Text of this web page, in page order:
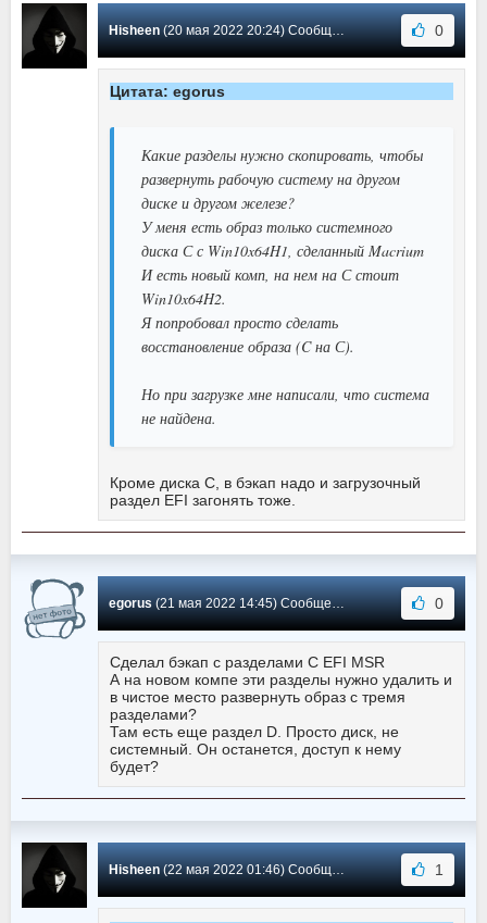
Hisheen(20 мая 2022 20:24) Сообщение #511 0
Цитата: egorus
Какие разделы нужно скопировать, чтобы
развернуть рабочую систему на другом
диске и другом железе?
У меня есть образ только системного
диска С с Win10x64H1, сделанный Macrium
И есть новый комп, на нем на С стоит
Win10x64H2.
Я попробовал просто сделать
восстановление образа (C на С).
Но при загрузке мне написали, что система
не найдена.
Кроме диска С, в бэкап надо и загрузочный
раздел EFI загонять тоже.
egorus(21 мая 2022 14:45) Сообщение #510 0
Сделал бэкап с разделами C EFI MSR
А на новом компе эти разделы нужно удалить и
в чистое место развернуть образ с тремя
разделами?
Там есть еще раздел D. Просто диск, не
системный. Он останется, доступ к нему
будет?
Hisheen(22 мая 2022 01:46) Сообщение #509 1